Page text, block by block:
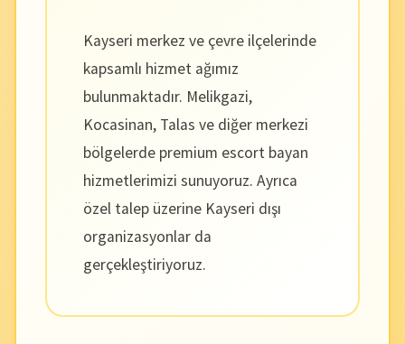
Kayseri merkez ve çevre ilçelerinde
kapsamlı hizmet ağımız
bulunmaktadır. Melikgazi,
Kocasinan, Talas ve diğer merkezi
bölgelerde premium escort bayan
hizmetlerimizi sunuyoruz. Ayrıca
özel talep üzerine Kayseri dışı
organizasyonlar da
gerçekleştiriyoruz.